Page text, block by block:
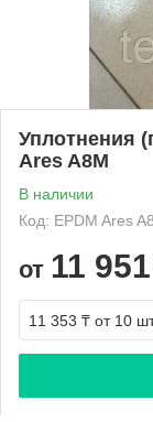
Уплотнения
Ares A8M
В наличии
Код: EPDM Ares
от 11 951
11 353 ₸ от 10